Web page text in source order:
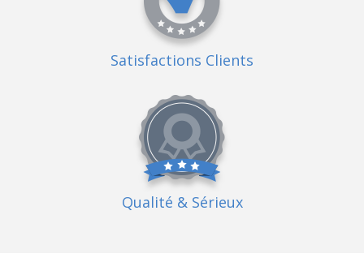
Satisfactions Clients
Qualité & Sérieux